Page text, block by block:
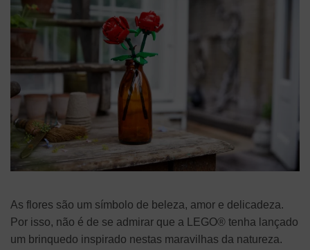
As flores são um símbolo de beleza, amor e delicadeza.
Por isso, não é de se admirar que a LEGO® tenha lançado
um brinquedo inspirado nestas maravilhas da natureza.